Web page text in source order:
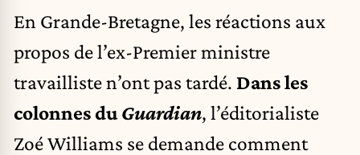
En Grande-Bretagne, les réactions aux
propos de l’ex-Premier ministre
travailliste n’ont pas tardé. Dans les
colonnes du Guardian, l’éditorialiste
Zoé Williams se demande comment